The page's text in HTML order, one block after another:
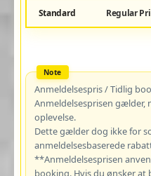
Standard Regular
Anmeldelsespris / Tidlig
Anmeldelsesprisen
oplevelse.
Dette gælder dog ikke for
anmeldelsesbaserede
**Anmeldelsesprisen
booking. Hvis du ønsker